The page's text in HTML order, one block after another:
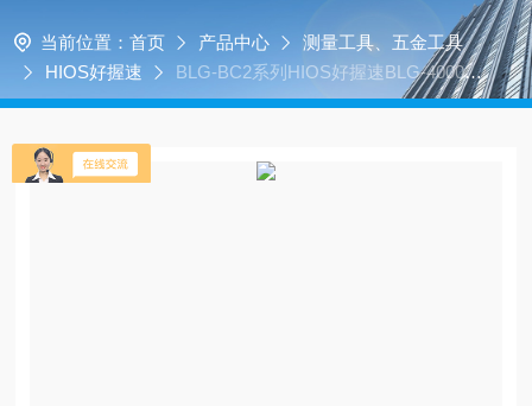
当前位置： 首页 产品中心
测量工具、五金工具
HIOS好握速
BLG-BC2系列HIOS好握速BLG-4000B
C2-LT电动螺丝刀无碳刷